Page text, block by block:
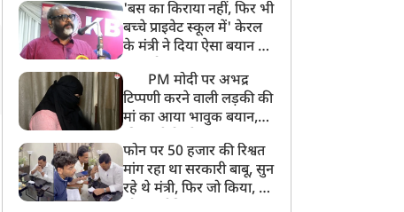
'बस का किराया नहीं, फिर भी
बच्चे प्राइवेट स्कूल में' केरल
के मंत्री ने दिया ऐसा बयान की
PM मोदी पर अभद्र
टिप्पणी करने वाली लड़की की
मां का आया भावुक बयान,
बेटी को गोद लें प्रधानमंत्री
फोन पर 50 हजार की रिश्वत
मांग रहा था सरकारी बाबू, सुन
रहे थे मंत्री, फिर जो किया, वो